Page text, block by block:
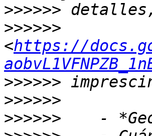
>>>>>>
>>>>>>
<https://
>>>>>>
>>>>>>
>>>>>>